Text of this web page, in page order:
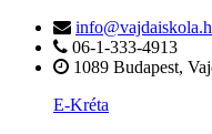
06-1-333-4913
1089 Budapest,
E-Kréta